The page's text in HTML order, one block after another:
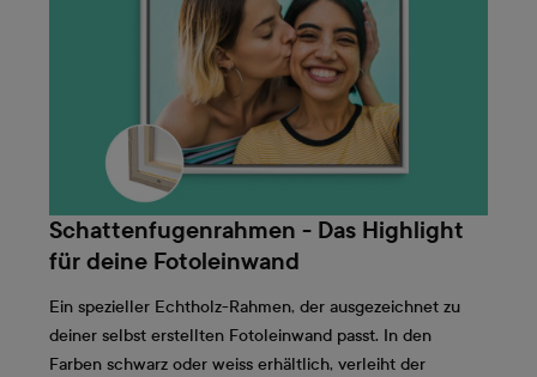
Schattenfugenrahmen - Das Highlight
für deine Fotoleinwand
Ein spezieller Echtholz-Rahmen, der ausgezeichnet zu
deiner selbst erstellten Fotoleinwand passt. In den
Farben schwarz oder weiss erhältlich, verleiht der